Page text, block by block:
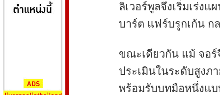
ลิเวอร์พูลจึงเริ่มเร่ง
บาร์ต แฟร์บรูกเก้น ก
ขณะเดียวกัน แม้ จอร์
ประเมินในระดับสูงภ
พร้อมรับบทมือหนึ่งแ